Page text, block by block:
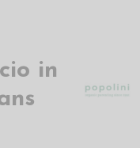
in